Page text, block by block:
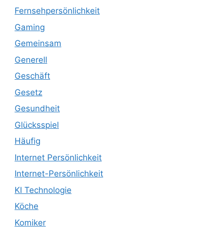
Fernsehpersönlichkeit
Gaming
Gemeinsam
Generell
Geschäft
Gesetz
Gesundheit
Glücksspiel
Häufig
Internet Persönlichkeit
Internet-Persönlichkeit
KI Technologie
Köche
Komiker